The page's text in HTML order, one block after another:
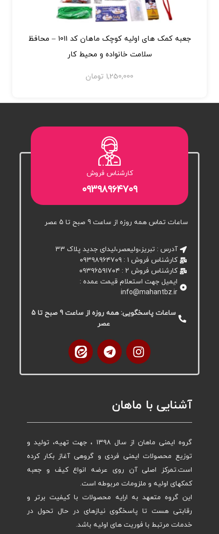
جعبه کمک‌ های اولیه کوچک ماهان کد 1011 – محافظ
سلامت خانواده و محیط کار
1,250,000 تومان
کارشناس فروش
۰۹۳۹۸۹۶۴۷۰۹
ساعات تماس همه روزه از ساعت 9 صبح تا 5 عصر
آدرس : تبریز،ولیعصر،لیدای جدید پلاک ۳۳
کارشناس فروش ۱ : ۰۹۳۹۸۹۶۴۷۰۹
کارشناس فروش 2 : ۰۹۳۹۶۵۹۱۷۰۴
ایمیل جهت استعلام قیمت عمده :
info@mahantbz.ir
ساعات پاسخگویی: همه روزه از ساعت 9 صبح تا 5
عصر
آشنایی با ماهان
گروه ایمنی ماهان از سال ۱۳۹۸ ، جهت تهیه، تولید و
توزیع محصولات ایمنی فردی و گروهی آغاز بکار کرده
است.تمرکز اصلی آن روی عرضه انواع کیف و جعبه
کمکهای اولیه و ملزومات مربوطه است.
این گروه متعهد به ارایه محصولات با کیفیت برتر و
رقابتی هست تا پاسخگوی نیازهای در حال تحول در
خدمات مرتبط با فوریت های اولیه باشد.